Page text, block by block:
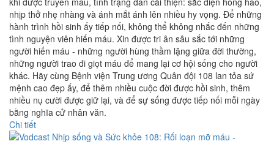
nhịp thở nhẹ nhàng và ánh mắt ánh lên nhiều hy vọng. Để những
hành trình hồi sinh ấy tiếp nối, không thể không nhắc đến những
tình nguyện viên hiến máu. Xin được tri ân sâu sắc tới những
người hiến máu - những người hùng thầm lặng giữa đời thường,
những người trao đi giọt máu để mang lại cơ hội sống cho người
khác. Hãy cùng Bệnh viện Trung ương Quân đội 108 lan tỏa sứ
mệnh cao đẹp ấy, để thêm nhiều cuộc đời được hồi sinh, thêm
nhiều nụ cười được giữ lại, và để sự sống được tiếp nối mỗi ngày
bằng nghĩa cử nhân văn.
Chi tiết